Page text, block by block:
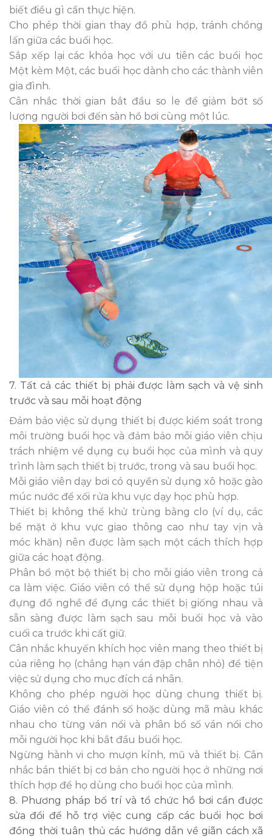
biết điều gì cần thực hiện.
Cho phép thời gian thay đồ phù hợp, tránh chồng
lấn giữa các buổi học.
Sắp xếp lại các khóa học với ưu tiên các buổi học
Một kèm Một, các buổi học dành cho các thành viên
gia đình.
Cân nhắc thời gian bắt đầu so le để giảm bớt số
lượng người bơi đến sàn hồ bơi cùng một lúc.
7. Tất cả các thiết bị phải được làm sạch và vệ sinh
trước và sau mỗi hoạt động
Đảm bảo việc sử dụng thiết bị được kiểm soát trong
môi trường buổi học và đảm bảo mỗi giáo viên chịu
trách nhiệm về dụng cụ buổi học của mình và quy
trình làm sạch thiết bị trước, trong và sau buổi học.
Mỗi giáo viên dạy bơi có quyền sử dụng xô hoặc gào
múc nước để xối rửa khu vực dạy học phù hợp.
Thiết bị không thể khử trùng bằng clo (ví dụ, các
bề mặt ở khu vực giao thông cao như tay vịn và
móc khăn) nên được làm sạch một cách thích hợp
giữa các hoạt động.
Phân bổ một bộ thiết bị cho mỗi giáo viên trong cả
ca làm việc. Giáo viên có thể sử dụng hộp hoặc túi
đựng đồ nghề để đựng các thiết bị giống nhau và
sẵn sàng được làm sạch sau mỗi buổi học và vào
cuối ca trước khi cất giữ.
Cân nhắc khuyến khích học viên mang theo thiết bị
của riêng họ (chẳng hạn ván đập chân nhỏ) để tiện
việc sử dụng cho mục đích cá nhân.
Không cho phép người học dùng chung thiết bị.
Giáo viên có thể đánh số hoặc dùng mã màu khác
nhau cho từng ván nổi và phân bổ số ván nổi cho
mỗi người học khi bắt đầu buổi học.
Ngừng hành vi cho mượn kính, mũ và thiết bị. Cân
nhắc bán thiết bị cơ bản cho người học ở những nơi
thích hợp để họ dùng cho buổi học của mình.
8. Phương pháp bố trí và tổ chức hồ bơi cần được
sửa đổi để hỗ trợ việc cung cấp các buổi học bơi
đồng thời tuân thủ các hướng dẫn về giãn cách xã